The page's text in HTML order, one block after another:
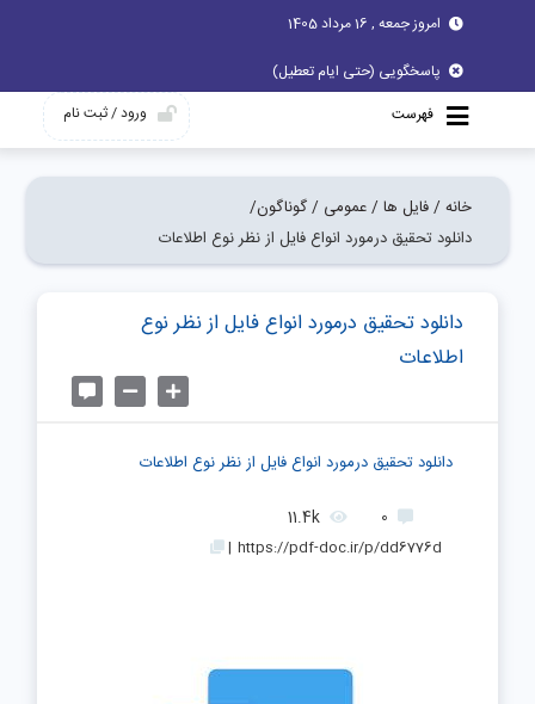
امروز جمعه , 16 مرداد 1405
پاسخگویی (حتی ایام تعطیل)
فهرست
ورود / ثبت نام
خانه / فایل ها / عمومی / گوناگون/
دانلود تحقیق درمورد انواع فايل از نظر نوع اطلاعات
دانلود تحقیق درمورد انواع فايل از نظر نوع
اطلاعات
دانلود تحقیق درمورد انواع فايل از نظر نوع اطلاعات
0
11.4k
https://pdf-doc.ir/p/dd6776d
|